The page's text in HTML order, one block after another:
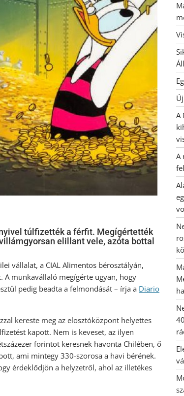
túlfizették a férfit. Megígértették
elillant vele, azóta bottal
vállalat, a CIAL Alimentos bérosztályán,
A munkavállaló megígérte ugyan, hogy
pedig beadta a felmondását – írja a Diario
kereste meg az elosztóközpont helyettes
kapott. Nem is keveset, az ilyen
forintot keresnek havonta Chilében, ő
ami mintegy 330-szorosa a havi bérének.
érdeklődjön a helyzetről, ahol az illetékes
A
A